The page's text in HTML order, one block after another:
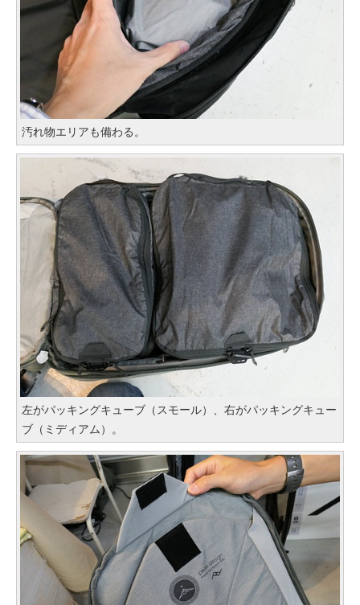
汚れ物エリアも備わる。
左がパッキングキューブ（スモール）、右がパッキングキュー
ブ（ミディアム）。